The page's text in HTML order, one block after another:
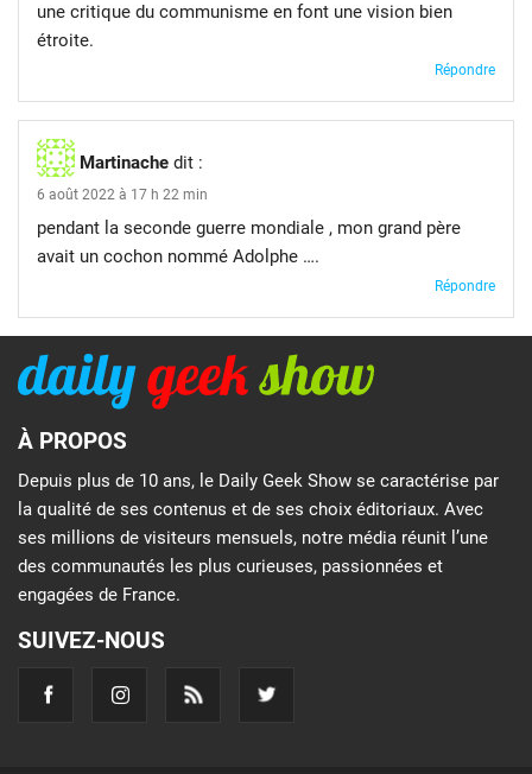
une critique du communisme en font une vision bien
étroite.
Répondre
Martinache dit :
6 août 2022 à 17 h 22 min
pendant la seconde guerre mondiale , mon grand père
avait un cochon nommé Adolphe ….
Répondre
À PROPOS
Depuis plus de 10 ans, le Daily Geek Show se caractérise par
la qualité de ses contenus et de ses choix éditoriaux. Avec
ses millions de visiteurs mensuels, notre média réunit l’une
des communautés les plus curieuses, passionnées et
engagées de France.
SUIVEZ-NOUS